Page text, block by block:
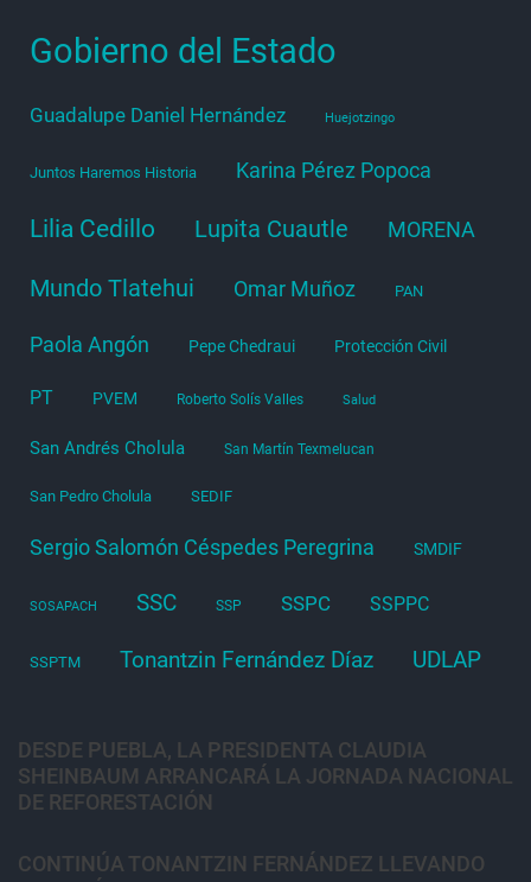
Gobierno del Estado
Guadalupe Daniel Hernández Huejotzingo
Juntos Haremos Historia Karina Pérez Popoca
Lilia Cedillo Lupita Cuautle MORENA
Mundo Tlatehui Omar Muñoz PAN
Paola Angón Pepe Chedraui Protección Civil
PT PVEM Roberto Solís Valles Salud
San Andrés Cholula San Martín Texmelucan
San Pedro Cholula SEDIF
Sergio Salomón Céspedes Peregrina SMDIF
SOSAPACH SSC SSP SSPC SSPPC
SSPTM Tonantzin Fernández Díaz UDLAP
DESDE PUEBLA, LA PRESIDENTA CLAUDIA
SHEINBAUM ARRANCARÁ LA JORNADA NACIONAL
DE REFORESTACIÓN
CONTINÚA TONANTZIN FERNÁNDEZ LLEVANDO